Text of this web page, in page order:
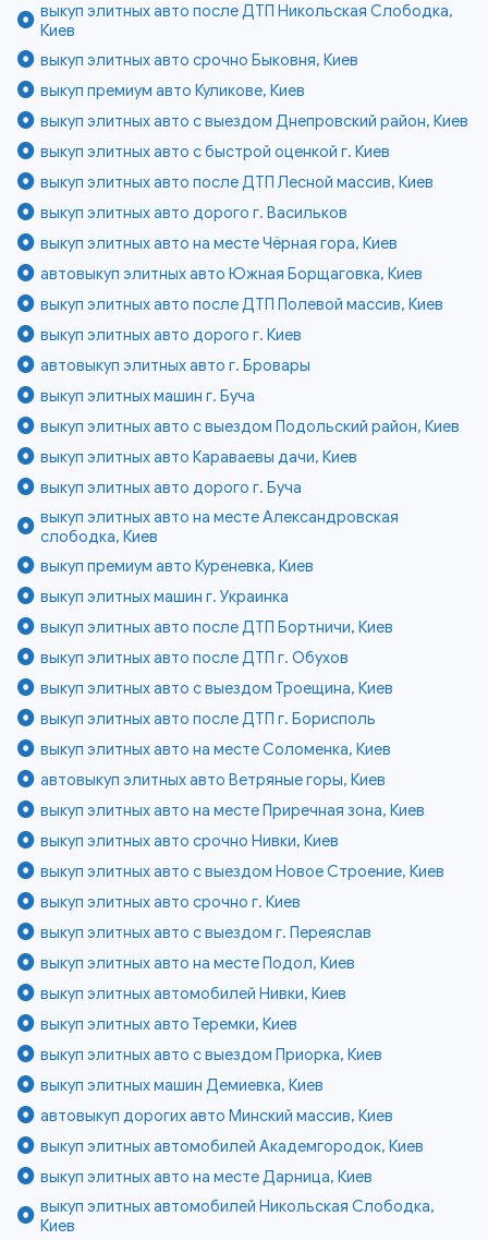
выкуп элитных авто после ДТП Никольская Слободка,
Киев
выкуп элитных авто срочно Быковня, Киев
выкуп премиум авто Куликове, Киев
выкуп элитных авто с выездом Днепровский район, Киев
выкуп элитных авто с быстрой оценкой г. Киев
выкуп элитных авто после ДТП Лесной массив, Киев
выкуп элитных авто дорого г. Васильков
выкуп элитных авто на месте Чёрная гора, Киев
автовыкуп элитных авто Южная Борщаговка, Киев
выкуп элитных авто после ДТП Полевой массив, Киев
выкуп элитных авто дорого г. Киев
автовыкуп элитных авто г. Бровары
выкуп элитных машин г. Буча
выкуп элитных авто с выездом Подольский район, Киев
выкуп элитных авто Караваевы дачи, Киев
выкуп элитных авто дорого г. Буча
выкуп элитных авто на месте Александровская
слободка, Киев
выкуп премиум авто Куреневка, Киев
выкуп элитных машин г. Украинка
выкуп элитных авто после ДТП Бортничи, Киев
выкуп элитных авто после ДТП г. Обухов
выкуп элитных авто с выездом Троещина, Киев
выкуп элитных авто после ДТП г. Борисполь
выкуп элитных авто на месте Соломенка, Киев
автовыкуп элитных авто Ветряные горы, Киев
выкуп элитных авто на месте Приречная зона, Киев
выкуп элитных авто срочно Нивки, Киев
выкуп элитных авто с выездом Новое Строение, Киев
выкуп элитных авто срочно г. Киев
выкуп элитных авто с выездом г. Переяслав
выкуп элитных авто на месте Подол, Киев
выкуп элитных автомобилей Нивки, Киев
выкуп элитных авто Теремки, Киев
выкуп элитных авто с выездом Приорка, Киев
выкуп элитных машин Демиевка, Киев
автовыкуп дорогих авто Минский массив, Киев
выкуп элитных автомобилей Академгородок, Киев
выкуп элитных авто на месте Дарница, Киев
выкуп элитных автомобилей Никольская Слободка,
Киев